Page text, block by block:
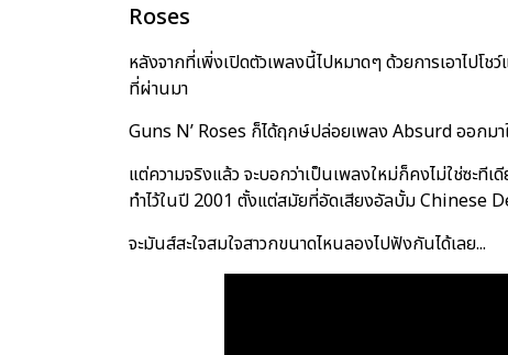
Roses
หลังจากที่เพิ่งเปิดตัวเพลงนี้ไปหมาดๆ ด้วยการเอาไป
ที่ผ่านมา
Guns N’ Roses ก็ได้ฤกษ์ปล่อยเพลง Absurd ออกม
แต่ความจริงแล้ว จะบอกว่าเป็นเพลงใหม่ก็คงไม่ใช่ซะที
ทำไว้ในปี 2001 ตั้งแต่สมัยที่อัดเสียงอัลบั้ม
จะมันส์สะใจสมใจสาวกขนาดไหนลองไปฟังกันได้เลย...